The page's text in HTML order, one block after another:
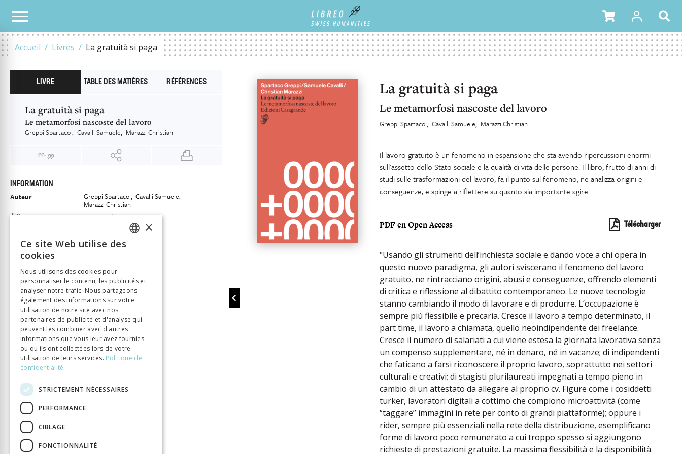
Accueil Livres La gratuità si paga
NOTRE CATALOGUE
La gratuità si paga
Le metamorfosi nascoste del lavoro
Greppi Spartaco Cavalli Samuele Marazzi Christian
Il lavoro gratuito è un fenomeno in espansione che sta avendo ripercussioni enormi
sull'assetto dello Stato sociale e la qualità di vita delle persone. Il libro, frutto di anni di
studi sulle trasformazioni del lavoro, fa il punto sul fenomeno, ne analizza origini e
conseguenze, e spinge a riflettere su quanto sia importante agire.
PDF en Open Access Télécharger
"Usando gli strumenti dell’inchiesta sociale e dando voce a chi opera in
questo nuovo paradigma, gli autori sviscerano il fenomeno del lavoro
gratuito, ne rintracciano origini, abusi e conseguenze, offrendo elementi
di critica e riflessione al dibattito contemporaneo. Le nuove tecnologie
stanno cambiando il modo di lavorare e di produrre. L’occupazione è
sempre più flessibile e precaria. Cresce il lavoro a tempo determinato, il
part time, il lavoro a chiamata, quello neoindipendente dei freelance.
Cresce il numero di salariati a cui viene estesa la giornata lavorativa senza
un compenso supplementare, né in denaro, né in vacanze; di indipendenti
che faticano a farsi riconoscere il proprio lavoro, soprattutto nei settori
culturali e creativi; di stagisti plurilaureati impegnati a tempo pieno in
cambio di un attestato da allegare al proprio cv. Figure come i cosiddetti
turker, lavoratori digitali a cottimo che compiono microattività (come
“taggare” immagini in rete per conto di grandi piattaforme); oppure i
rider, sempre più essenziali nella rete della distribuzione, esemplificano
forme di lavoro poco remunerato a cui troppo spesso si aggiungono
richieste di prestazioni gratuite. La massima flessibilità e la disponibilità
LIVRE TABLE DES MATIÈRES RÉFÉRENCES
La gratuità si paga
Le metamorfosi nascoste del lavoro
Greppi Spartaco
Cavalli Samuele Marazzi Christian
INFORMATION
Auteur Greppi Spartaco
Cavalli Samuele
Marazzi Christian
Éditeur
Casagrande
Langue
Italien
Nombre de pages
Parution
27 juin 2022
Type de livre
Ouvrage collectifITALIAN
×
Ce site Web utilise des
cookies
Nous utilisons des cookies pour
personnaliser le contenu, les publicités et
analyser notre trafic. Nous partageons
également des informations sur votre
utilisation de notre site avec nos
partenaires de publicité et d'analyse qui
peuvent les combiner avec d'autres
informations que vous leur avez fournies
ou qu'ils ont collectées lors de votre
utilisation de leurs services. Politique de
confidentialité
STRICTEMENT NÉCESSAIRES
PERFORMANCE
CIBLAGE
FONCTIONNALITÉ